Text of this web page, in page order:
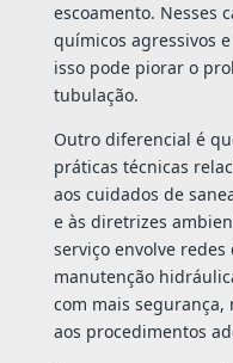
escoamento. Nesses
químicos agressivos
isso pode piorar o
tubulação.
Outro diferencial é
práticas técnicas
aos cuidados de
e às diretrizes
serviço envolve
manutenção
com mais
aos procedimentos